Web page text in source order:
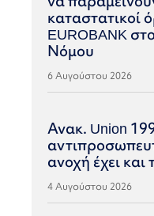
καταστατικοί
EUROBANK
Νόμου
6 Αυγούστου 2026
Ανακ. Union
ανοχή έχει και
4 Αυγούστου 2026